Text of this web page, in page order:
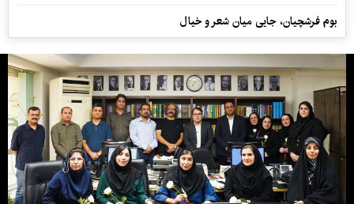
بوم فرشچیان، جایی میان شعر و خیال